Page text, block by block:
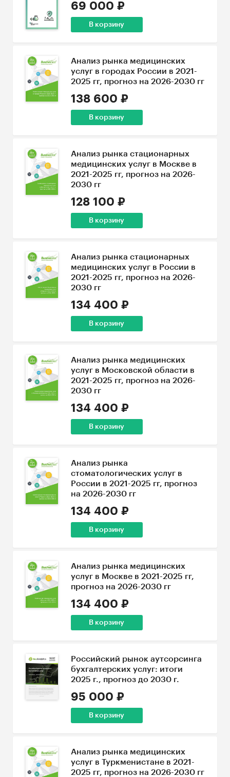
69 000 ₽
В корзину
Анализ рынка медицинских
услуг в городах России в 2021-
2025 гг, прогноз на 2026-2030 гг
138 600 ₽
В корзину
Анализ рынка стационарных
медицинских услуг в Москве в
2021-2025 гг, прогноз на 2026-
2030 гг
128 100 ₽
В корзину
Анализ рынка стационарных
медицинских услуг в России в
2021-2025 гг, прогноз на 2026-
2030 гг
134 400 ₽
В корзину
Анализ рынка медицинских
услуг в Московской области в
2021-2025 гг, прогноз на 2026-
2030 гг
134 400 ₽
В корзину
Анализ рынка
стоматологических услуг в
России в 2021-2025 гг, прогноз
на 2026-2030 гг
134 400 ₽
В корзину
Анализ рынка медицинских
услуг в Москве в 2021-2025 гг,
прогноз на 2026-2030 гг
134 400 ₽
В корзину
Российский рынок аутсорсинга
бухгалтерских услуг: итоги
2025 г., прогноз до 2030 г.
95 000 ₽
В корзину
Анализ рынка медицинских
услуг в Туркменистане в 2021-
2025 гг, прогноз на 2026-2030 гг